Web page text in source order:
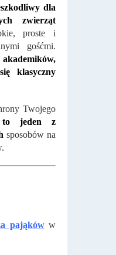
dla
zwierząt
proste i
gośćmi.
klasyczny
Twojego
to jeden z
sposobów na
pająkóww